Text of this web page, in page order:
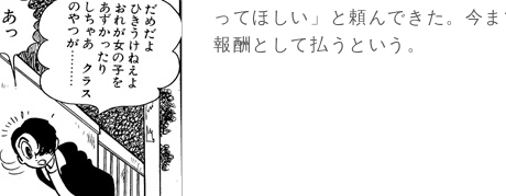
ってほしい」と頼んできた。今
報酬として払うという。